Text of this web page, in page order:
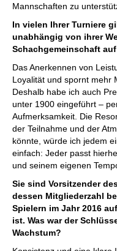
Mannschaften zu
In vielen Ihrer Turniere
unabhängig von ihrer
Schachgemeinschaft
Das Anerkennen von
Loyalität und spornt mehr
Deshalb habe ich auch
unter 1900 eingeführt –
Aufmerksamkeit. Die
der Teilnahme und der
könnte, würde ich jedem
einfach: Jeder passt
und seinem eigenen
Sie sind Vorsitzender
dessen Mitgliederzahl
Spielern im Jahr 2016
ist. Was war der
Wachstum?